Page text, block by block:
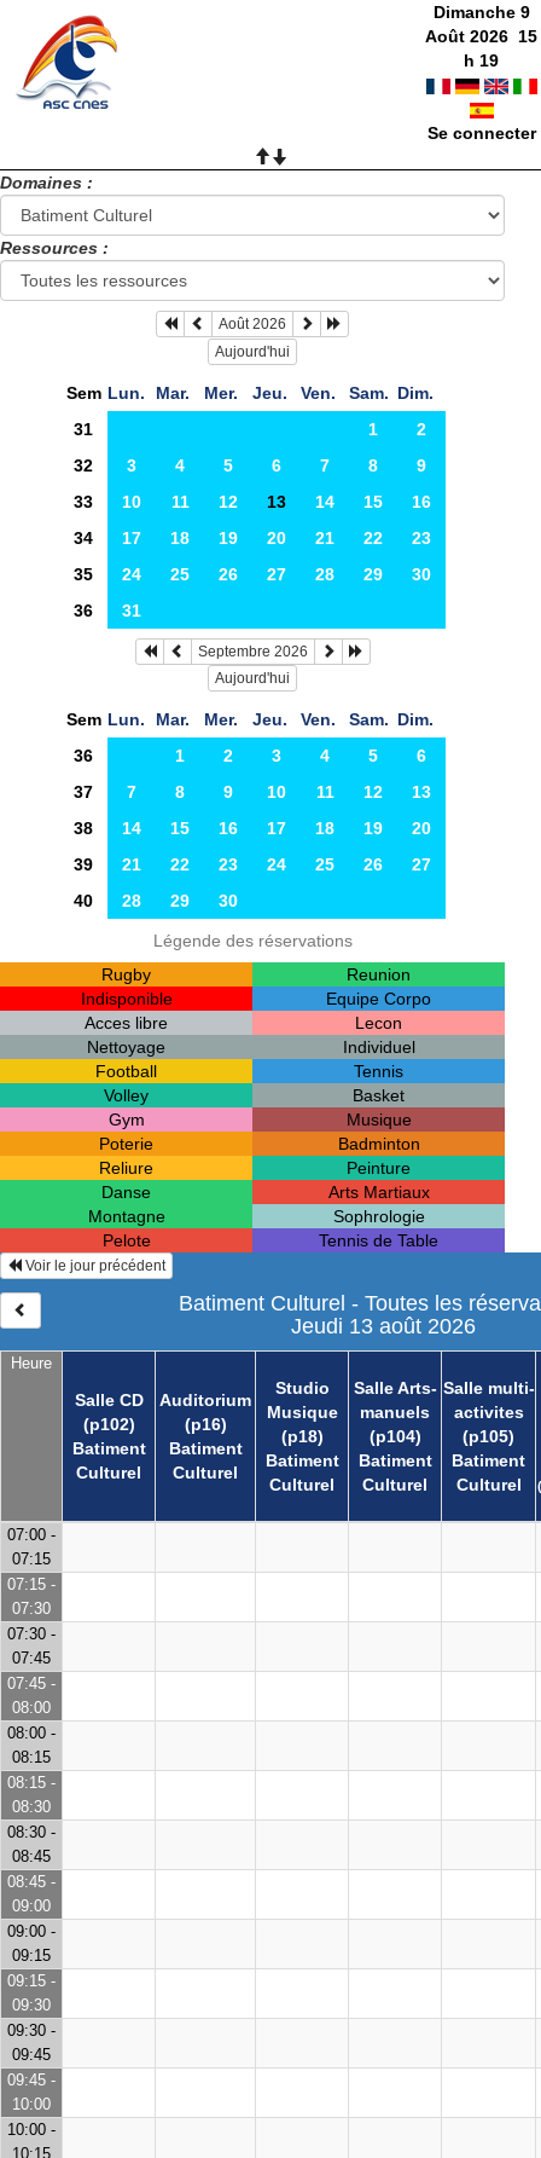
Dimanche 9
Août 2026 15
h 20
Se connecter
Domaines :
Ressources :
Août 2026
Aujourd'hui
Sem Lun. Mar. Mer. Jeu. Ven. Sam. Dim.
31
1
2
32
3 4 5 6 7 8
9
33
10 11 12 13 14 15
16
34
17 18 19 20 21 22
23
35
24 25 26 27 28 29
30
36
31
Septembre 2026
Aujourd'hui
Sem Lun. Mar. Mer. Jeu. Ven. Sam. Dim.
36
1 2 3 4 5
6
37
7 8 9 10 11 12
13
38
14 15 16 17 18 19
20
39
21 22 23 24 25 26
27
40
28 29 30
Légende des réservations
Rugby
Reunion
Indisponible
Equipe Corpo
Acces libre
Lecon
Nettoyage
Individuel
Football
Tennis
Volley
Basket
Gym
Musique
Poterie
Badminton
Reliure
Peinture
Danse
Arts Martiaux
Montagne
Sophrologie
Pelote
Tennis de Table
Heure
Salle CD
(p102)
Batiment
Culturel
Auditorium
(p16)
Batiment
Culturel
Studio
Musique
(p18)
Batiment
Culturel
Salle Arts-
manuels
(p104)
Batiment
Culturel
Salle multi-
activites
(p105)
Batiment
Culturel
Voir le jour précédent
Batiment Culturel - Toutes les
Jeudi 13 août 2026
07:00 -
07:15
07:15 -
07:30
07:30 -
07:45
07:45 -
08:00
08:00 -
08:15
08:15 -
08:30
08:30 -
08:45
08:45 -
09:00
09:00 -
09:15
09:15 -
09:30
09:30 -
09:45
09:45 -
10:00
10:00 -
10:15